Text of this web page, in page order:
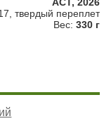
твердый переплет
Вес: 330 г